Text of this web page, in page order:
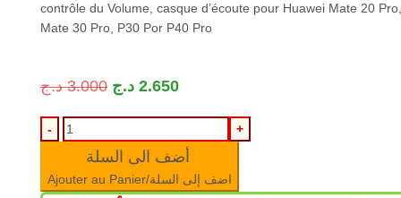
contrôle du Volume, casque d’écoute pour Huawei Mate 20 Pro,
Mate 30 Pro, P30 Por P40 Pro
3.000 د.ج 2.650 د.ج
أضف الى السلة
Ajouter au Panier/اضف إلى السلة